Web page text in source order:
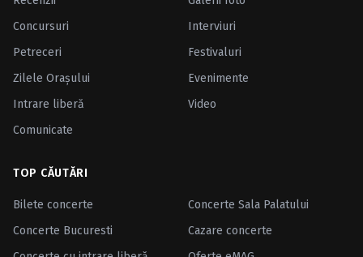
Concursuri
Interviuri
Petreceri
Festivaluri
Zilele Oraşului
Evenimente
Intrare liberă
Video
Comunicate
TOP CĂUTĂRI
Bilete concerte
Concerte Sala Palatului
Concerte Bucuresti
Cazare concerte